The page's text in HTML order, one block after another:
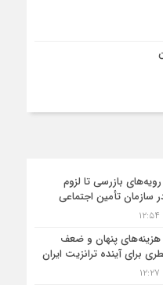
بازرسی تا لزوم
سازمان تأمین اجتماعی
پنهان و ضعف
برای آینده ترانزیت ایران